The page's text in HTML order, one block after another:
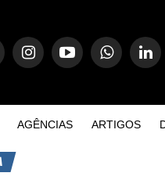
AGÊNCIAS ARTIGOS